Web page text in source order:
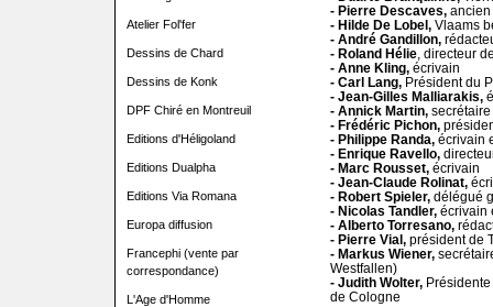
Atelier Fol'fer
Dessins de Chard
Dessins de Konk
DPF Chiré en Montreuil
Editions d'Héligoland
Editions Dualpha
Editions Via Romana
Europa diffusion
Francephi (vente par
correspondance)
L'Age d'Homme
- Pierre Descaves,ancien
- Hilde De Lobel,Vlaams
- André Gandillon,
- Roland Hélie, directeur
- Anne Kling,écrivain
- Carl Lang,Président du
- Jean-Gilles Malliarakis,
- Annick Martin,secrétaire
- Frédéric Pichon,
- Philippe Randa,écrivain
- Enrique Ravello,
- Marc Rousset,écrivain
- Jean-Claude Rolinat,
- Robert Spieler,délégué
- Nicolas Tandler,écrivain
- Alberto Torresano,
- Pierre Vial,président de
- Markus Wiener,
Westfallen)
- Judith Wolter,Présidente
de Cologne